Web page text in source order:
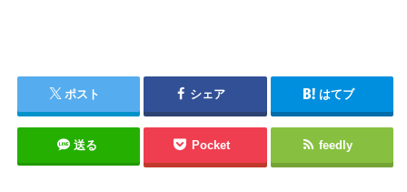
ポスト シェア はてブ
送る Pocket feedly